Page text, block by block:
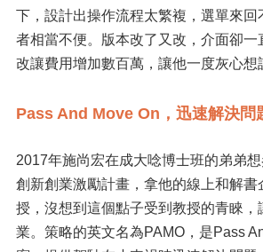
下，設計出操作流程太繁複，選單來回
者相當不便。版本改了又改，介面卻一
改讓費用增加數百萬，讓他一度灰心想
Pass And Move On，迅速解決問
2017年施尚宏在成大唸博士班的弟弟
創新創業激勵計畫，拿他的線上和解書
授，沒想到這個點子受到教授的青睞，
業。策略的英文名為PAMO，是Pass